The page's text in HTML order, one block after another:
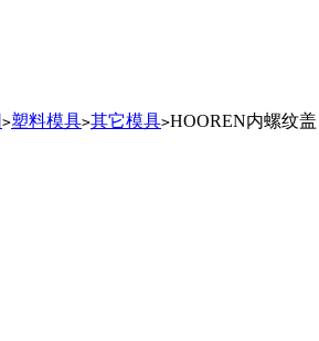
>塑料模具>其它模具>HOOREN内螺纹盖